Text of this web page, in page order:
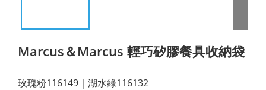
Marcus＆Marcus 輕巧矽膠餐具收納袋
玫瑰粉116149｜湖水綠116132